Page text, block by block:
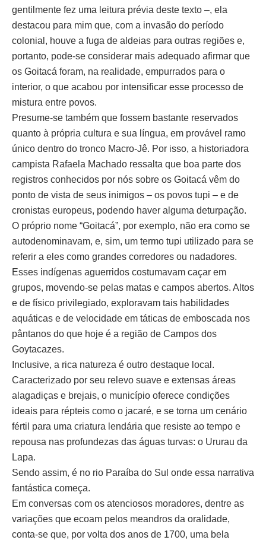
gentilmente fez uma leitura prévia deste texto –, ela
destacou para mim que, com a invasão do período
colonial, houve a fuga de aldeias para outras regiões e,
portanto, pode-se considerar mais adequado afirmar que
os Goitacá foram, na realidade, empurrados para o
interior, o que acabou por intensificar esse processo de
mistura entre povos.
Presume-se também que fossem bastante reservados
quanto à própria cultura e sua língua, em provável ramo
único dentro do tronco Macro-Jê. Por isso, a historiadora
campista Rafaela Machado ressalta que boa parte dos
registros conhecidos por nós sobre os Goitacá vêm do
ponto de vista de seus inimigos – os povos tupi – e de
cronistas europeus, podendo haver alguma deturpação.
O próprio nome “Goitacá”, por exemplo, não era como se
autodenominavam, e, sim, um termo tupi utilizado para se
referir a eles como grandes corredores ou nadadores.
Esses indígenas aguerridos costumavam caçar em
grupos, movendo-se pelas matas e campos abertos. Altos
e de físico privilegiado, exploravam tais habilidades
aquáticas e de velocidade em táticas de emboscada nos
pântanos do que hoje é a região de Campos dos
Goytacazes.
Inclusive, a rica natureza é outro destaque local.
Caracterizado por seu relevo suave e extensas áreas
alagadiças e brejais, o município oferece condições
ideais para répteis como o jacaré, e se torna um cenário
fértil para uma criatura lendária que resiste ao tempo e
repousa nas profundezas das águas turvas: o Ururau da
Lapa.
Sendo assim, é no rio Paraíba do Sul onde essa narrativa
fantástica começa.
Em conversas com os atenciosos moradores, dentre as
variações que ecoam pelos meandros da oralidade,
conta-se que, por volta dos anos de 1700, uma bela